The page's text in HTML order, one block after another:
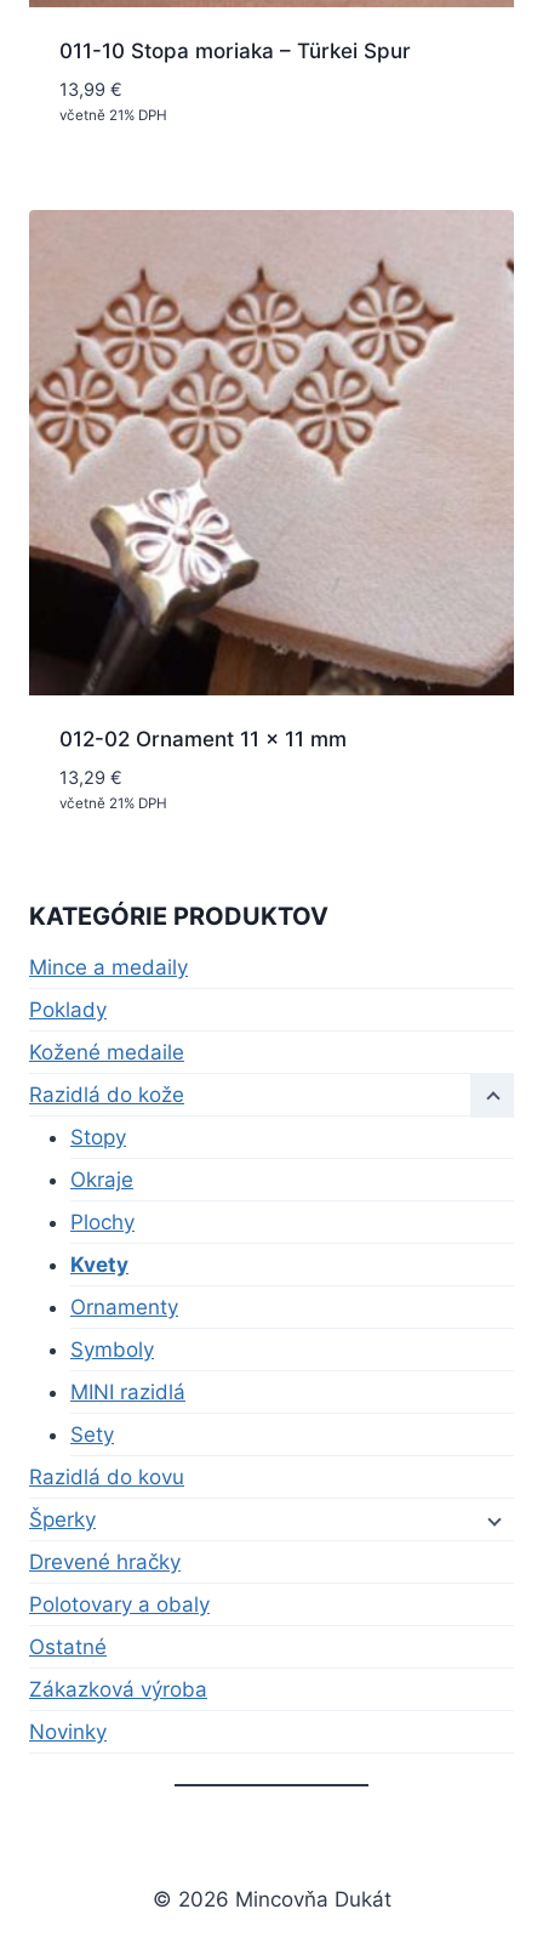
011-10 Stopa moriaka – Türkei Spur
13,99 €
včetně 21% DPH
012-02 Ornament 11 x 11 mm
13,29 €
včetně 21% DPH
KATEGÓRIE PRODUKTOV
Mince a medaily
Poklady
Kožené medaile
Razidlá do kože
Stopy
Okraje
Plochy
Kvety
Ornamenty
Symboly
MINI razidlá
Sety
Razidlá do kovu
Šperky
Drevené hračky
Polotovary a obaly
Ostatné
Zákazková výroba
Novinky
© 2026 Mincovňa Dukát